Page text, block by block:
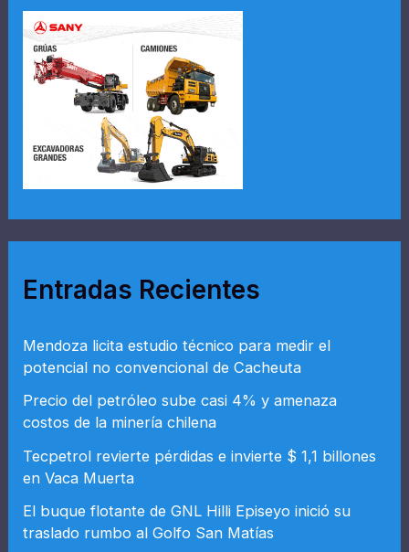
a
Entradas Recientes
Mendoza licita estudio técnico para medir el
potencial no convencional de Cacheuta
Precio del petróleo sube casi 4% y amenaza
costos de la minería chilena
Tecpetrol revierte pérdidas e invierte $ 1,1 billones
en Vaca Muerta
El buque flotante de GNL Hilli Episeyo inició su
traslado rumbo al Golfo San Matías